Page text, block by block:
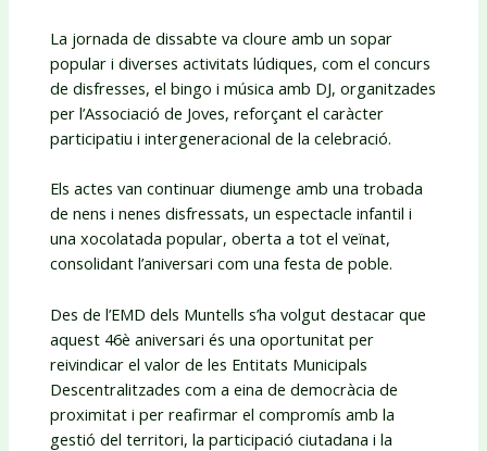
La jornada de dissabte va cloure amb un sopar
popular i diverses activitats lúdiques, com el concurs
de disfresses, el bingo i música amb DJ, organitzades
per l’Associació de Joves, reforçant el caràcter
participatiu i intergeneracional de la celebració.
Els actes van continuar diumenge amb una trobada
de nens i nenes disfressats, un espectacle infantil i
una xocolatada popular, oberta a tot el veïnat,
consolidant l’aniversari com una festa de poble.
Des de l’EMD dels Muntells s’ha volgut destacar que
aquest 46è aniversari és una oportunitat per
reivindicar el valor de les Entitats Municipals
Descentralitzades com a eina de democràcia de
proximitat i per reafirmar el compromís amb la
gestió del territori, la participació ciutadana i la